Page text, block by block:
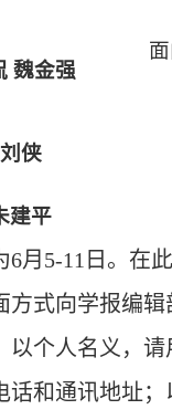
魏金强
刘侠
建平
6月5-11日。在
方式向学报编
以个人名义，请
话和通讯地址；